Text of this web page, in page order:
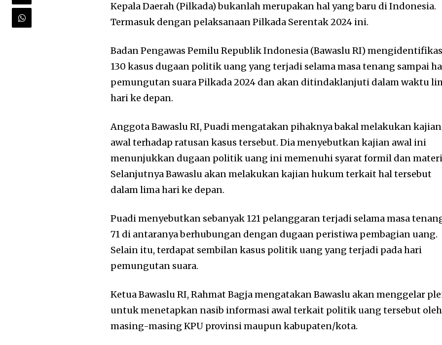
Kepala Daerah (Pilkada) bukanlah merupakan hal yang baru di Indonesia.
Termasuk dengan pelaksanaan Pilkada Serentak 2024 ini.
Badan Pengawas Pemilu Republik Indonesia (Bawaslu RI)
130 kasus dugaan politik uang yang terjadi selama masa tenang sampai
pemungutan suara Pilkada 2024 dan akan ditindaklanjuti dalam waktu
hari ke depan.
Anggota Bawaslu RI, Puadi mengatakan pihaknya bakal melakukan kajian
awal terhadap ratusan kasus tersebut. Dia menyebutkan kajian awal ini
menunjukkan dugaan politik uang ini memenuhi syarat formil dan
Selanjutnya Bawaslu akan melakukan kajian hukum terkait hal tersebut
dalam lima hari ke depan.
Puadi menyebutkan sebanyak 121 pelanggaran terjadi selama masa
71 di antaranya berhubungan dengan dugaan peristiwa pembagian uang.
Selain itu, terdapat sembilan kasus politik uang yang terjadi pada hari
pemungutan suara.
Ketua Bawaslu RI, Rahmat Bagja mengatakan Bawaslu akan menggelar
untuk menetapkan nasib informasi awal terkait politik uang tersebut oleh
masing-masing KPU provinsi maupun kabupaten/kota.